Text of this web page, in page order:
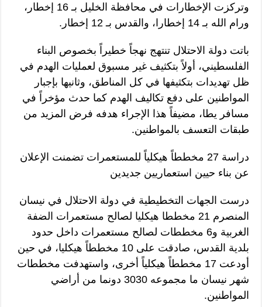
وتركزت الإخطارات في محافظة الخليل بـ 16 إخطار،
ورام الله بـ 14 إخطارا، والقدس بـ 12 إخطار.
باتت دولة الاحتلال تنتهج نهجاً خطيراً بخصوص البناء
الفلسطيني، أولاً بتكثيف غير مسبوق لعمليات الهدم في
ظل تهديدات بتكثيفها في كل المناطق، وثانيها بإجبار
المواطنين على دفع تكاليف الهدم كما حدث مؤخراً في
مسافر يطا، مضيفاً هذا الإجراء هدفه فرض المزيد من
طبقات التعسف بالمواطنين.
دراسة 27 مخططاً هيكلياً للمستعمرات تضمنت الإعلان
عن بناء حيين استعماريين جديدين
درست الجهات التخطيطية في دولة الاحتلال في نيسان
المنصرم 21 مخططا هيكليا لصالح مستعمرات الضفة
الغربية و6 مخططات لصالح مستعمرات داخل حدود
بلدية القدس، صادقت على 10 مخططاً هيكليا، في حين
أودعت 17 مخططاً هيكلياً أخرى، واستهدفت مخططات
شهر نيسان ما مجموعه 3030 دونما من أراضي
المواطنين.